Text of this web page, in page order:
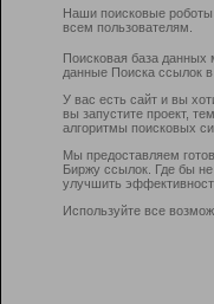
Наши поисковые роботы
всем пользователям.
Поисковая база
данные Поиска ссылок
У вас есть сайт и вы
вы запустите проект,
алгоритмы поисковых
Мы предоставляем
Биржу ссылок. Где бы
улучшить
Используйте все